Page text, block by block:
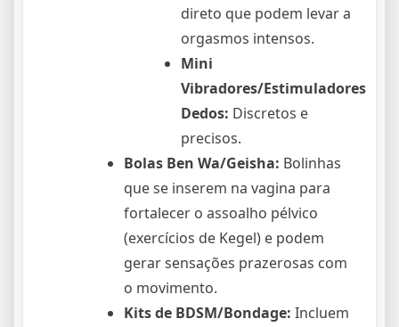
direto que podem levar a
orgasmos intensos.
Mini
Vibradores/Estimuladores
Dedos: Discretos e
precisos.
Bolas Ben Wa/Geisha: Bolinhas
que se inserem na vagina para
fortalecer o assoalho pélvico
(exercícios de Kegel) e podem
gerar sensações prazerosas com
o movimento.
Kits de BDSM/Bondage: Incluem